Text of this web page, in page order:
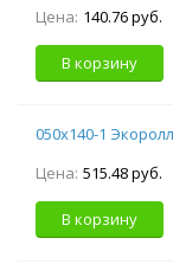
Цена: 140.76 руб.
В корзину
050х140-1
Цена: 515.48 руб.
В корзину